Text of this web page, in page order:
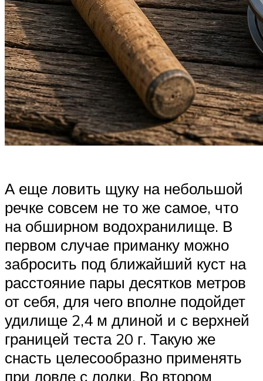
А еще ловить щуку на небольшой
речке совсем не то же самое, что
на обширном водохранилище. В
первом случае приманку можно
забросить под ближайший куст на
расстояние пары десятков метров
от себя, для чего вполне подойдет
удилище 2,4 м длиной и с верхней
границей теста 20 г. Такую же
снасть целесообразно применять
при ловле с лодки. Во втором